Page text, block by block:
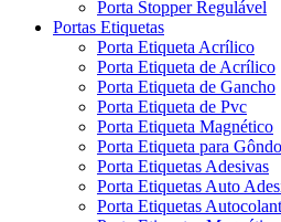
Porta Stopper Regulável
Portas Etiquetas
Porta Etiqueta Acrílico
Porta Etiqueta de Acrílico
Porta Etiqueta de Gancho
Porta Etiqueta de Pvc
Porta Etiqueta Magnético
Porta Etiqueta para
Porta Etiquetas Adesivas
Porta Etiquetas Auto
Porta Etiquetas